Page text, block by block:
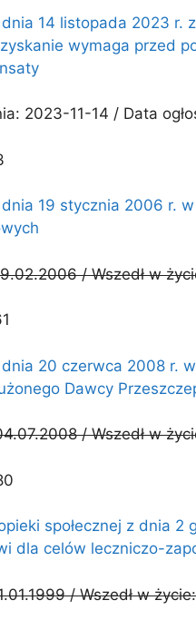
14 listopada 2023
wymaga przed
2023-11-14 / Data
19 stycznia 2006 r.
/ Wszedł w
20 czerwca 2008 r.
Dawcy
/ Wszedł w
społecznej z dnia
dla celów leczniczo-
/ Wszedł w